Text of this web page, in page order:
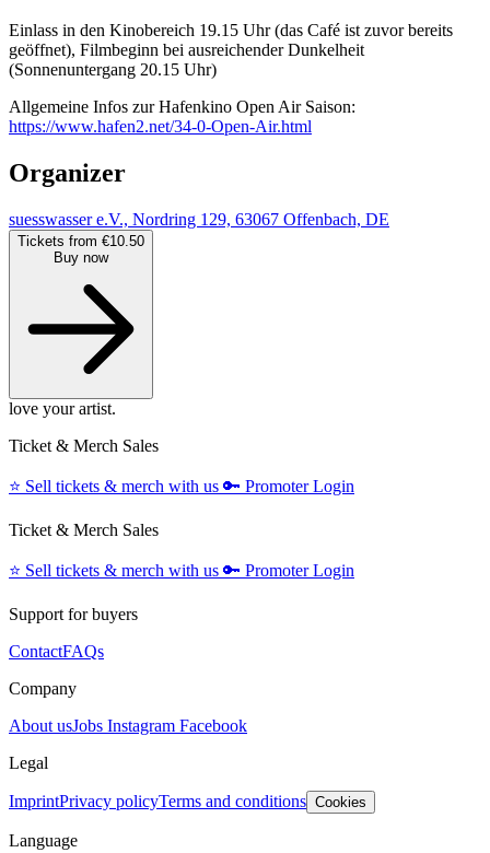
Einlass in den Kinobereich 19.15 Uhr (das Café ist zuvor bereits
geöffnet), Filmbeginn bei ausreichender Dunkelheit
(Sonnenuntergang 20.15 Uhr)
Allgemeine Infos zur Hafenkino Open Air Saison:
https://www.hafen2.net/34-0-Open-Air.html
Organizer
suesswasser e.V., Nordring 129, 63067 Offenbach, DE
Tickets from €10.50
Buy now
love your artist.
Ticket & Merch Sales
⭐️ Sell tickets & merch with us 🔑 Promoter Login
Ticket & Merch Sales
⭐️ Sell tickets & merch with us 🔑 Promoter Login
Support for buyers
ContactFAQs
Company
About usJobs Instagram Facebook
Legal
ImprintPrivacy policyTerms and conditions Cookies
Language